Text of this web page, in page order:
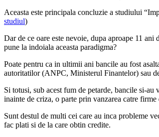
Aceasta este principala concluzie a studiului
studiul)
Dar de ce oare este nevoie, dupa aproape 11
pune la indoiala aceasta paradigma?
Poate pentru ca in ultimii ani bancile au fost
autoritatilor (ANPC, Ministerul Finantelor) sau
Si totusi, sub acest fum de petarde, bancile si-
inainte de criza, o parte prin vanzarea catre firme
Sunt destul de multi cei care au inca probleme
fac plati si de la care obtin credite.